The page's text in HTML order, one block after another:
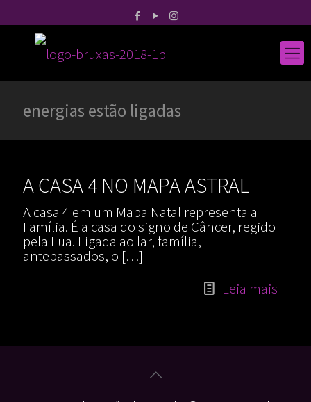
energias estão ligadas
A CASA 4 NO MAPA ASTRAL
A casa 4 em um Mapa Natal representa a
Família. É a casa do signo de Câncer, regido
pela Lua. Ligada ao lar, família,
antepassados, o […]
Leia mais